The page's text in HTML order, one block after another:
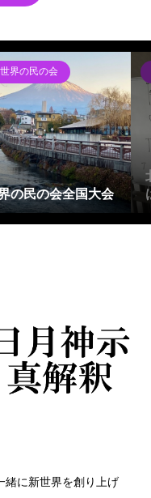
世界の民の会
の民の会全国大会
緒に新世界を創り上げ